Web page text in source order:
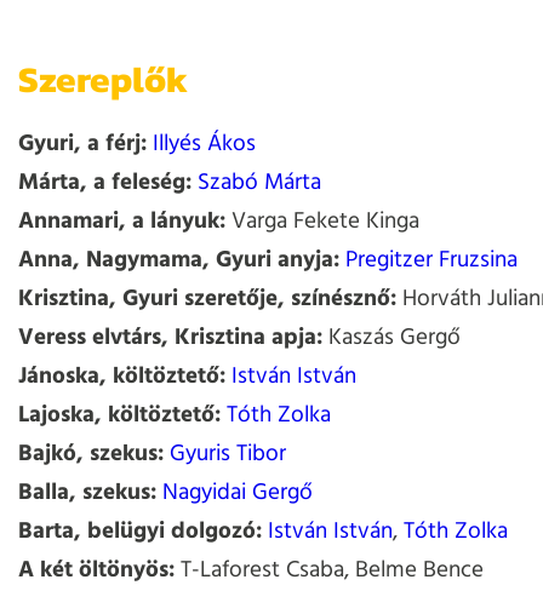
Szereplők
Gyuri, a férj:Illyés Ákos
Márta, a feleség:Szabó Márta
Annamari, a lányuk:Varga Fekete Kinga
Anna, Nagymama, Gyuri anyja:Pregitzer Fruzsina
Krisztina, Gyuri szeretője, színésznő:Horváth
Veress elvtárs, Krisztina apja:Kaszás Gergő
Jánoska, költöztető:István István
Lajoska, költöztető:Tóth Zolka
Bajkó, szekus:Gyuris Tibor
Balla, szekus:Nagyidai Gergő
Barta, belügyi dolgozó:István István,Tóth Zolka
A két öltönyös:T-Laforest Csaba, Belme Bence